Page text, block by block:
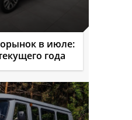
в июле:
года